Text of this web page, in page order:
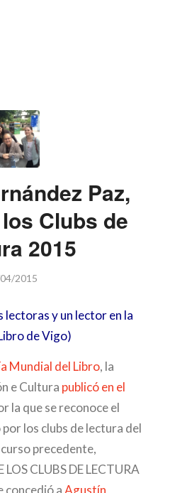
Paz,
Clubs de
2015
2015
lectoras y un lector en la
de Vigo)
Mundial del Libro, la
e Cultura publicó en el
la que se reconoce el
los clubs de lectura del
precedente,
CLUBS DE LECTURA
concedió a Agustín